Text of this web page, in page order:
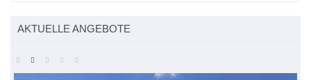
AKTUELLE ANGEBOTE